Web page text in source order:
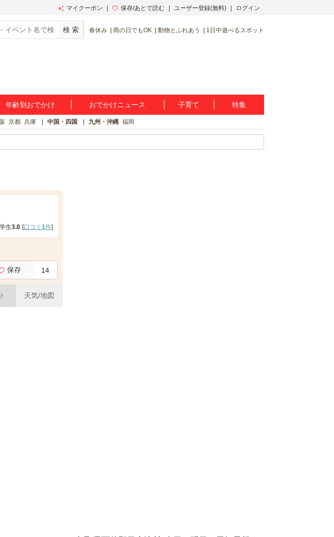
マイクーポン 保存/あとで読む ユーザー登録(無料) ログイン
春休み 雨の日でもOK 動物とふれあう 1日中遊べるスポット
年齢別おでかけ おでかけニュース 子育て 特集
京都 兵庫 中国・四国 九州・沖縄 福岡
生3.0 [口コミ 1件]
保存 14
天気/地図